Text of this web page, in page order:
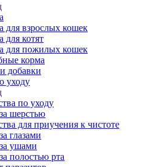
для взрослых кошек
для котят
для пожилых кошек
корма
добавки
уходу
по уходу
шерстью
для приучения к чистоте
глазами
ушами
полостью рта